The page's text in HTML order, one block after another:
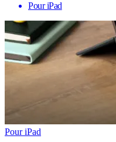
Pour iPad
Pour iPad